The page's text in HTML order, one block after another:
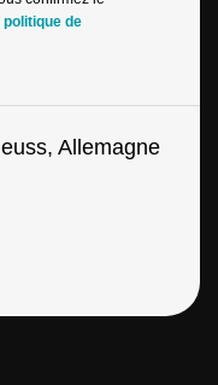
politique de
Allemagne